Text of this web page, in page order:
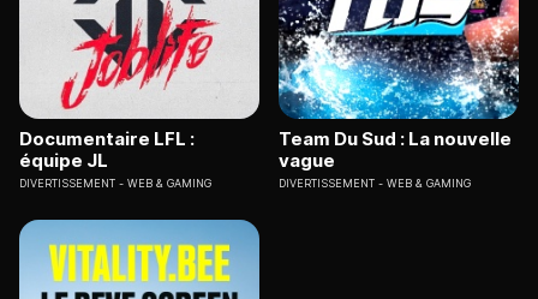
Documentaire LFL :
équipe JL
DIVERTISSEMENT WEB & GAMING
Team Du Sud : La nouvelle
vague
DIVERTISSEMENT WEB & GAMING